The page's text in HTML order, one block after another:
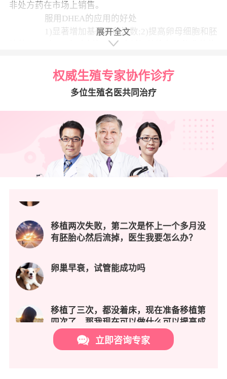
非处方药在市场上销售。
服用DHEA的应用的好处
1)显著增加基础窦卵泡数;2)提高卵母细胞和胚
胎数量及质量，提高妊娠率，降低胚胎染色体的非整倍
推荐使用剂量
目前，国内外大多学者推荐的DHEA口服剂量
为50～75mg/天，在试管婴儿治疗开始前1～3个月服
药。
已有研究表明DHEA50mg/天，口服3个月可降
低血清促卵泡激素FSH水平，升高抗穆勒氏管激素AMH
水平，增加窦状卵泡数目，改善卵巢储备功能。但目前
尚无给药剂量及疗程标准。
DHEA在试管婴儿里的应用
生长、提高种植胚胎妊娠率、降低胚胎非整倍率(染色
行试管婴儿的不孕不育患者取得更多更好的卵子，并且
能够有效降低流产的发生率，使用DHEA进行试管婴儿
1. 临床应用DHEA有助于提高卵子品质和胚胎
发育数量
体率
3. 试管婴儿周期中应用DHEA可显著提高临床
4. 试管婴儿F应用DHEA可显著提高DOR出生
展开全文
权威生殖专家协作诊疗
多位生殖名医共同治疗
卵巢早衰，试管能成功吗
移植了三次，都没着床，现在准备移植第
四次了，那我现在可以做什么可以提高成
两次取卵都配不到优质胚胎，要用什么方
案排卵最好呢？
37岁高龄提高试管成功率，要怎么做呢？
有胚胎心然后流掉，医生我要怎么办？
四次了，那我现在可以做什么可以提高成
功率？
两次取卵都配不到优质胚胎，要用什么方
案排卵最好呢？
立即咨询专家